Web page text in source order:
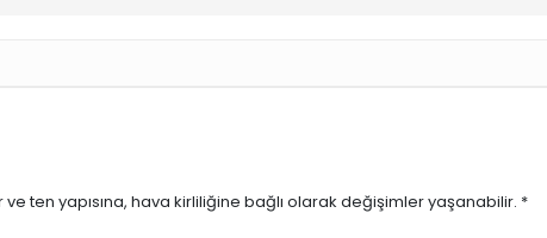
ve ten yapısına, hava kirliliğine bağlı olarak değişimler yaşanabilir. *